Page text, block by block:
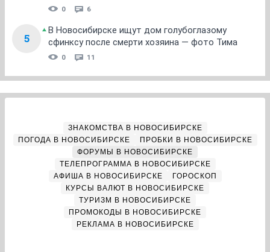
0 6
5
В Новосибирске ищут дом голубоглазому
сфинксу после смерти хозяина — фото Тима
0 11
ЗНАКОМСТВА В НОВОСИБИРСКЕ
ПОГОДА В НОВОСИБИРСКЕ
ПРОБКИ В НОВОСИБИРСКЕ
ФОРУМЫ В НОВОСИБИРСКЕ
ТЕЛЕПРОГРАММА В НОВОСИБИРСКЕ
АФИША В НОВОСИБИРСКЕ
ГОРОСКОП
КУРСЫ ВАЛЮТ В НОВОСИБИРСКЕ
ТУРИЗМ В НОВОСИБИРСКЕ
ПРОМОКОДЫ В НОВОСИБИРСКЕ
РЕКЛАМА В НОВОСИБИРСКЕ